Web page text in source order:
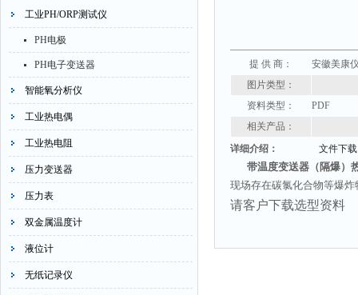
工业PH/ORP测试仪
PH电极
PH电子变送器
智能氧分析仪
工业热电偶
工业热电阻
压力变送器
压力表
双金属温度计
液位计
无纸记录仪
提 供 商：
安徽美康
图片类型：
资料类型：
PDF
相关产品：
详细介绍：
文件下载
带温度变送器（隔爆）
现场存在碳氯化合物等爆
请客户下载选型资料